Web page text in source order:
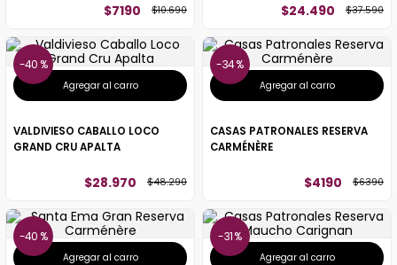
$7190 $10.690 $24.490 $37.590
40 %
Agregar al carro
VALDIVIESO CABALLO LOCO
GRAND CRU APALTA
$28.970 $48.290
34 %
Agregar al carro
CASAS PATRONALES RESERVA
CARMÉNÈRE
$4190 $6390
40 %
Agregar al carro
31 %
Agregar al carro
10. montes